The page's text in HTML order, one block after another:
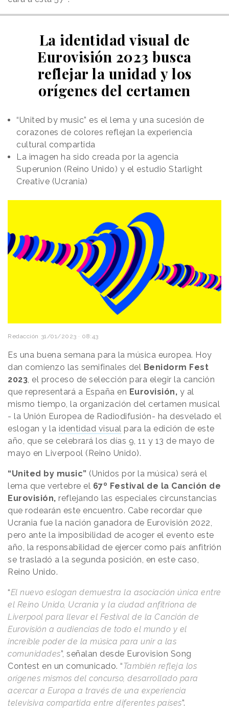
La identidad visual de
Eurovisión 2023 busca
reflejar la unidad y los
orígenes del certamen
“United by music” es el lema y una sucesión de
corazones de colores reflejan la experiencia
cultural compartida
La imagen ha sido creada por la agencia
Superunion (Reino Unido) y el estudio Starlight
Creative (Ucrania)
Redacción 31/01/2023 · 08:43
Es una buena semana para la música europea. Hoy
dan comienzo las semifinales del Benidorm Fest
2023, el proceso de selección para elegir la canción
que representará a España en Eurovisión, y al
mismo tiempo, la organización del certamen musical
- la Unión Europea de Radiodifusión- ha desvelado el
eslogan y la identidad visual para la edición de este
año, que se celebrará los días 9, 11 y 13 de mayo de
mayo en Liverpool (Reino Unido).
“United by music” (Unidos por la música) será el
lema que vertebre el 67º Festival de la Canción de
Eurovisión, reflejando las especiales circunstancias
que rodearán este encuentro. Cabe recordar que
Ucrania fue la nación ganadora de Eurovisión 2022,
pero ante la imposibilidad de acoger el evento este
año, la responsabilidad de ejercer como país anfitrión
se trasladó a la segunda posición, en este caso,
Reino Unido.
“El nuevo eslogan demuestra la asociación única entre
el Reino Unido, Ucrania y la ciudad anfitriona de
Liverpool para llevar el Festival de la Canción de
Eurovisión a audiencias de todo el mundo y el
increíble poder de la música para unir a las
comunidades”, señalan desde Eurovision Song
Contest en un comunicado. “También refleja los
orígenes mismos del concurso, desarrollado para
acercar a Europa a través de una experiencia
televisiva compartida entre diferentes países”.